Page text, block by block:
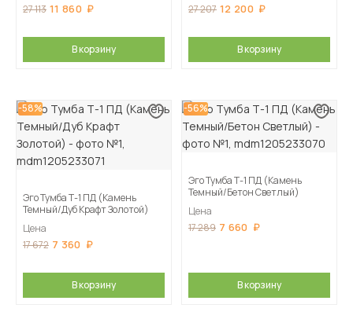
27 113 11 860
В корзину
27 207 12 200
В корзину
-58%
Эго Тумба Т-1 ПД (Камень
Темный/Дуб Крафт Золотой)
Цена
17 672 7 360
В корзину
-56%
Эго Тумба Т-1 ПД (Камень
Темный/Бетон Светлый)
Цена
17 289 7 660
В корзину